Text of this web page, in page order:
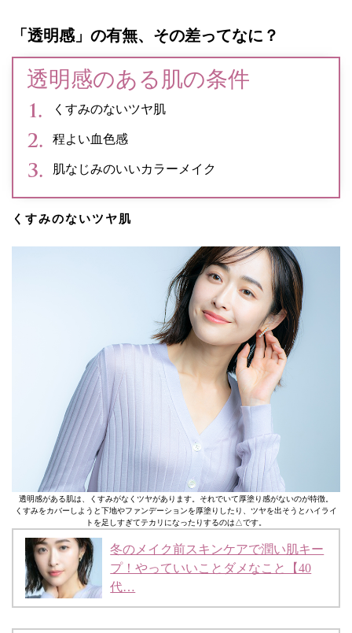
「透明感」の有無、その差ってなに？
透明感のある肌の条件
くすみのないツヤ肌
程よい血色感
肌なじみのいいカラーメイク
くすみのないツヤ肌
透明感がある肌は、くすみがなくツヤがあります。それでいて厚塗り感がないのが特徴。
くすみをカバーしようと下地やファンデーションを厚塗りしたり、ツヤを出そうとハイライ
トを足しすぎてテカリになったりするのは△です。
冬のメイク前スキンケアで潤い肌キー
プ！やっていいことダメなこと【40
代…